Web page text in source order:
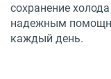
сохранение
надежным
каждый день.